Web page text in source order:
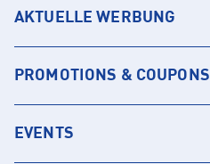
AKTUELLE WERBUNG
PROMOTIONS & COUPONS
EVENTS